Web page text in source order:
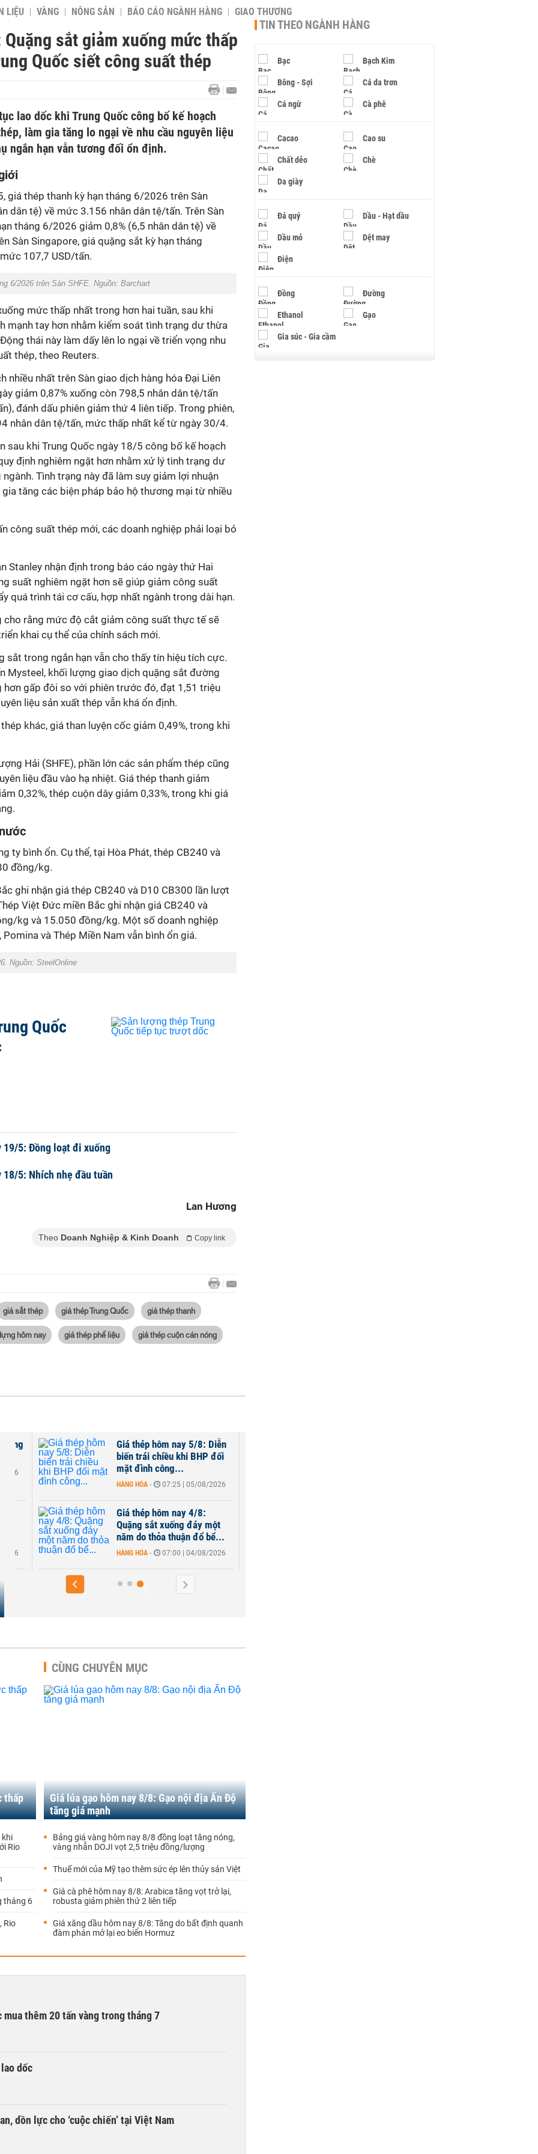
LIỆU VÀNG NÔNG SẢN BÁO CÁO NGÀNH HÀNG GIAO THƯƠNG
sắt giảm xuống mức thấp
Quốc siết công suất thép
lao dốc khi Trung Quốc công bố kế hoạch
làm gia tăng lo ngại về nhu cầu nguyên liệu
ngắn hạn vẫn tương đối ổn định.
giới
giá thép thanh kỳ hạn tháng 6/2026 trên Sàn
dân tệ) về mức 3.156 nhân dân tệ/tấn. Trên Sàn
tháng 6/2026 giảm 0,8% (6,5 nhân dân tệ) về
Sàn Singapore, giá quặng sắt kỳ hạn tháng
mức 107,7 USD/tấn.
6/2026 trên Sàn SHFE. Nguồn: Barchart
mức thấp nhất trong hơn hai tuần, sau khi
mạnh tay hơn nhằm kiểm soát tình trạng dư thừa
thái này làm dấy lên lo ngại về triển vọng nhu
thép, theo Reuters.
nhiều nhất trên Sàn giao dịch hàng hóa Đại Liên
giảm 0,87% xuống còn 798,5 nhân dân tệ/tấn
đánh dấu phiên giảm thứ 4 liên tiếp. Trong phiên,
nhân dân tệ/tấn, mức thấp nhất kể từ ngày 30/4.
sau khi Trung Quốc ngày 18/5 công bố kế hoạch
định nghiêm ngặt hơn nhằm xử lý tình trạng dư
Tình trạng này đã làm suy giảm lợi nhuận
tăng các biện pháp bảo hộ thương mại từ nhiều
công suất thép mới, các doanh nghiệp phải loại bỏ
Stanley nhận định trong báo cáo ngày thứ Hai
suất nghiêm ngặt hơn sẽ giúp giảm công suất
quá trình tái cơ cấu, hợp nhất ngành trong dài hạn.
cho rằng mức độ cắt giảm công suất thực tế sẽ
khai cụ thể của chính sách mới.
sắt trong ngắn hạn vẫn cho thấy tín hiệu tích cực.
Mysteel, khối lượng giao dịch quặng sắt đường
gấp đôi so với phiên trước đó, đạt 1,51 triệu
liệu sản xuất thép vẫn khá ổn định.
khác, giá than luyện cốc giảm 0,49%, trong khi
Hải (SHFE), phần lớn các sản phẩm thép cũng
liệu đầu vào hạ nhiệt. Giá thép thanh giảm
0,32%, thép cuộn dây giảm 0,33%, trong khi giá
ty bình ổn. Cụ thể, tại Hòa Phát, thép CB240 và
đồng/kg.
ghi nhận giá thép CB240 và D10 CB300 lần lượt
Việt Đức miền Bắc ghi nhận giá CB240 và
kg và 15.050 đồng/kg. Một số doanh nghiệp
và Thép Miền Nam vẫn bình ổn giá.
Nguồn: SteelOnline
Quốc
19/5: Đồng loạt đi xuống
18/5: Nhích nhẹ đầu tuần
Lan Hương
Theo Doanh Nghiệp & Kinh Doanh Copy link
giá sắt thép giá thép Trung Quốc giá thép thanh
hôm nay giá thép phế liệu giá thép cuộn cán nóng
tăng
2026
2026
Giá thép hôm nay 5/8: Diễn
biến trái chiều khi BHP đối
mặt đình công...
HÀNG HÓA - 07:25 | 05/08/2026
Giá thép hôm nay 4/8:
Quặng sắt xuống đáy một
năm do thỏa thuận đổ bể...
HÀNG HÓA - 07:00 | 04/08/2026
thấp
khi
Rio
tháng 6
Rio
CÙNG CHUYÊN MỤC
Giá lúa gạo hôm nay 8/8: Gạo nội địa Ấn Độ
tăng giá mạnh
Bảng giá vàng hôm nay 8/8 đồng loạt tăng nóng,
vàng nhẫn DOJI vọt 2,5 triệu đồng/lượng
Thuế mới của Mỹ tạo thêm sức ép lên thủy sản Việt
Giá cà phê hôm nay 8/8: Arabica tăng vọt trở lại,
robusta giảm phiên thứ 2 liên tiếp
Giá xăng dầu hôm nay 8/8: Tăng do bất định quanh
đàm phán mở lại eo biển Hormuz
mua thêm 20 tấn vàng trong tháng 7
dốc
dồn lực cho ‘cuộc chiến’ tại Việt Nam
TIN THEO NGÀNH HÀNG
Bạc Bạch Kim
Bông - Sợi Cá da trơn
Cá ngừ Cà phê
Cacao Cao su
Chất dẻo Chè
Da giày
Đá quý Dầu - Hạt dầu
Dầu mỏ Dệt may
Điện
Đồng Đường
Ethanol Gạo
Gia súc - Gia cầm